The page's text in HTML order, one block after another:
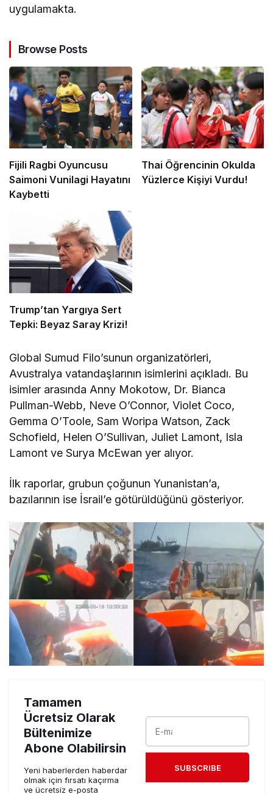
uygulamakta.
Browse Posts
Fijili Ragbi Oyuncusu
Saimoni Vunilagi Hayatını
Kaybetti
Thai Öğrencinin Okulda
Yüzlerce Kişiyi Vurdu!
Trump’tan Yargıya Sert
Tepki: Beyaz Saray Krizi!
Global Sumud Filo’sunun organizatörleri,
Avustralya vatandaşlarının isimlerini açıkladı. Bu
isimler arasında Anny Mokotow, Dr. Bianca
Pullman-Webb, Neve O’Connor, Violet Coco,
Gemma O’Toole, Sam Woripa Watson, Zack
Schofield, Helen O’Sullivan, Juliet Lamont, Isla
Lamont ve Surya McEwan yer alıyor.
İlk raporlar, grubun çoğunun Yunanistan’a,
bazılarının ise İsrail’e götürüldüğünü gösteriyor.
Tamamen
Ücretsiz Olarak
Bültenimize
Abone Olabilirsin
Yeni haberlerden haberdar
olmak için fırsatı kaçırma
ve ücretsiz e-posta
SUBSCRIBE